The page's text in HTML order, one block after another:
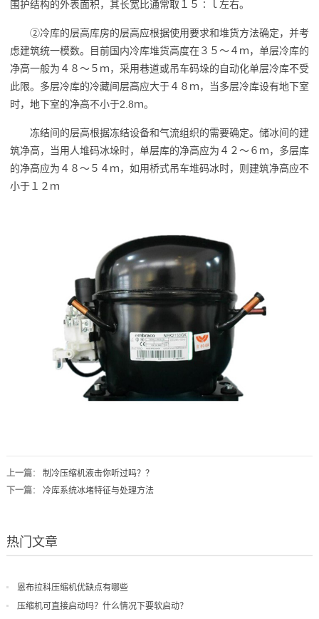
围护结构的外表面积，其长宽比通常取１５∶ｌ左右。
②冷库的层高库房的层高应根据使用要求和堆货方法确定，并考
虑建筑统一模数。目前国内冷库堆货高度在３５～４ｍ，单层冷库的
净高一般为４８～５ｍ，采用巷道或吊车码垛的自动化单层冷库不受
此限。多层冷库的冷藏间层高应大于４８ｍ，当多层冷库设有地下室
时，地下室的净高不小于2.8ｍ。
冻结间的层高根据冻结设备和气流组织的需要确定。储冰间的建
筑净高，当用人堆码冰垛时，单层库的净高应为４２～６ｍ，多层库
的净高应为４８～５４ｍ，如用桥式吊车堆码冰时，则建筑净高应不
小于１２ｍ
上一篇： 制冷压缩机液击你听过吗？？
下一篇： 冷库系统冰堵特征与处理方法
热门文章
恩布拉科压缩机优缺点有哪些
压缩机可直接启动吗？什么情况下要软启动？